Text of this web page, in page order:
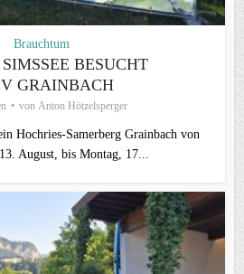
Brauchtum
BESUCHT
GRAINBACH
von Anton Hötzelsperger
Hochries-Samerberg Grainbach von
August, bis Montag, 17...